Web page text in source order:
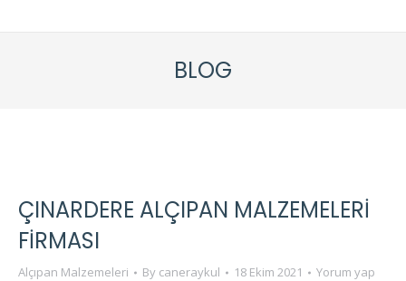
BLOG
ÇINARDERE ALÇIPAN MALZEMELERI
FIRMASI
Alçıpan Malzemeleri By caneraykul 18 Ekim 2021 Yorum yap